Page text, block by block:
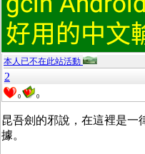
本人已不在此站活動
2
0 0
昆吾劍的邪說，在這裡是一
據。